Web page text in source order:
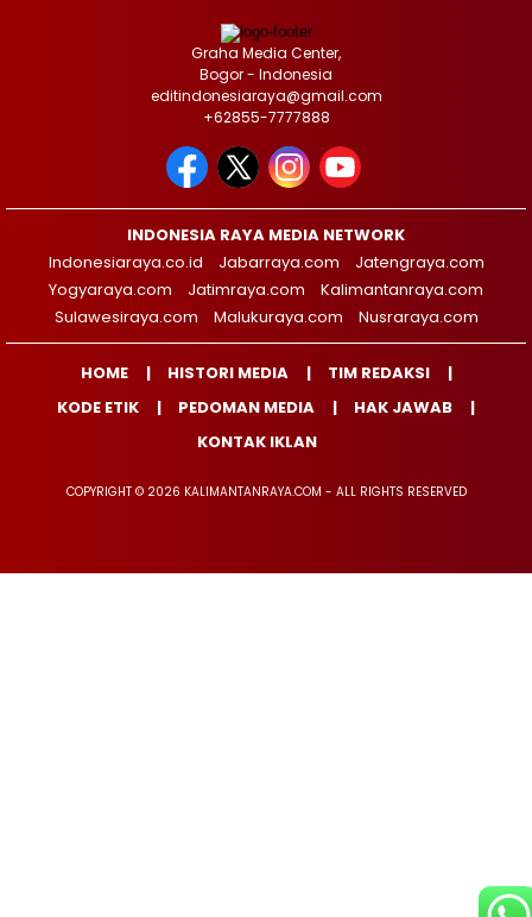
Graha Media Center,
Bogor - Indonesia
editindonesiaraya@gmail.com
+62855-7777888
INDONESIA RAYA MEDIA NETWORK
Indonesiaraya.co.id
Jabarraya.com
Jatengraya.com
Yogyaraya.com
Jatimraya.com
Kalimantanraya.com
Sulawesiraya.com
Malukuraya.com Nusraraya.com
HOME HISTORI MEDIA
TIM REDAKSI
KODE ETIK
PEDOMAN MEDIA
HAK JAWAB
KONTAK IKLAN
COPYRIGHT © 2026 KALIMANTANRAYA.COM - ALL RIGHTS RESERVED